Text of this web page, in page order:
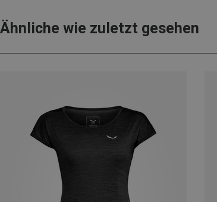
Ähnliche wie zuletzt gesehen